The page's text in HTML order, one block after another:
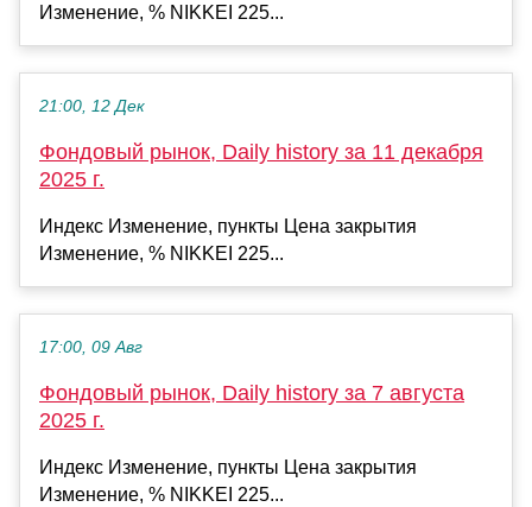
Изменение, % NIKKEI 225...
21:00, 12 Дек
Фондовый рынок, Daily history за 11 декабря
2025 г.
Индекс Изменение, пункты Цена закрытия
Изменение, % NIKKEI 225...
17:00, 09 Авг
Фондовый рынок, Daily history за 7 августа
2025 г.
Индекс Изменение, пункты Цена закрытия
Изменение, % NIKKEI 225...